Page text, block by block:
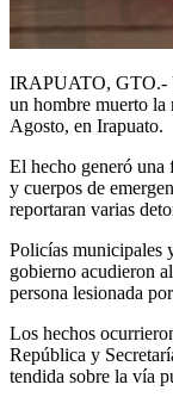
IRAPUATO, GTO.-
un hombre muerto la
Agosto, en Irapuato.
El hecho generó una
y cuerpos de
reportaran varias
Policías municipales
gobierno acudieron
persona lesionada
Los hechos
República y
tendida sobre la vía